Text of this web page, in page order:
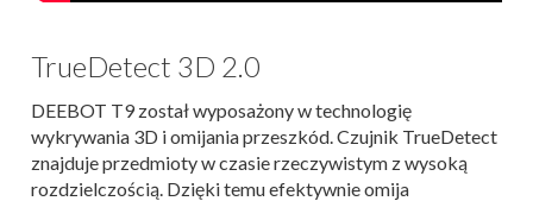
TrueDetect 3D 2.0
DEEBOT T9 został wyposażony w technologię
wykrywania 3D i omijania przeszkód. Czujnik TrueDetect
znajduje przedmioty w czasie rzeczywistym z wysoką
rozdzielczością. Dzięki temu efektywnie omija